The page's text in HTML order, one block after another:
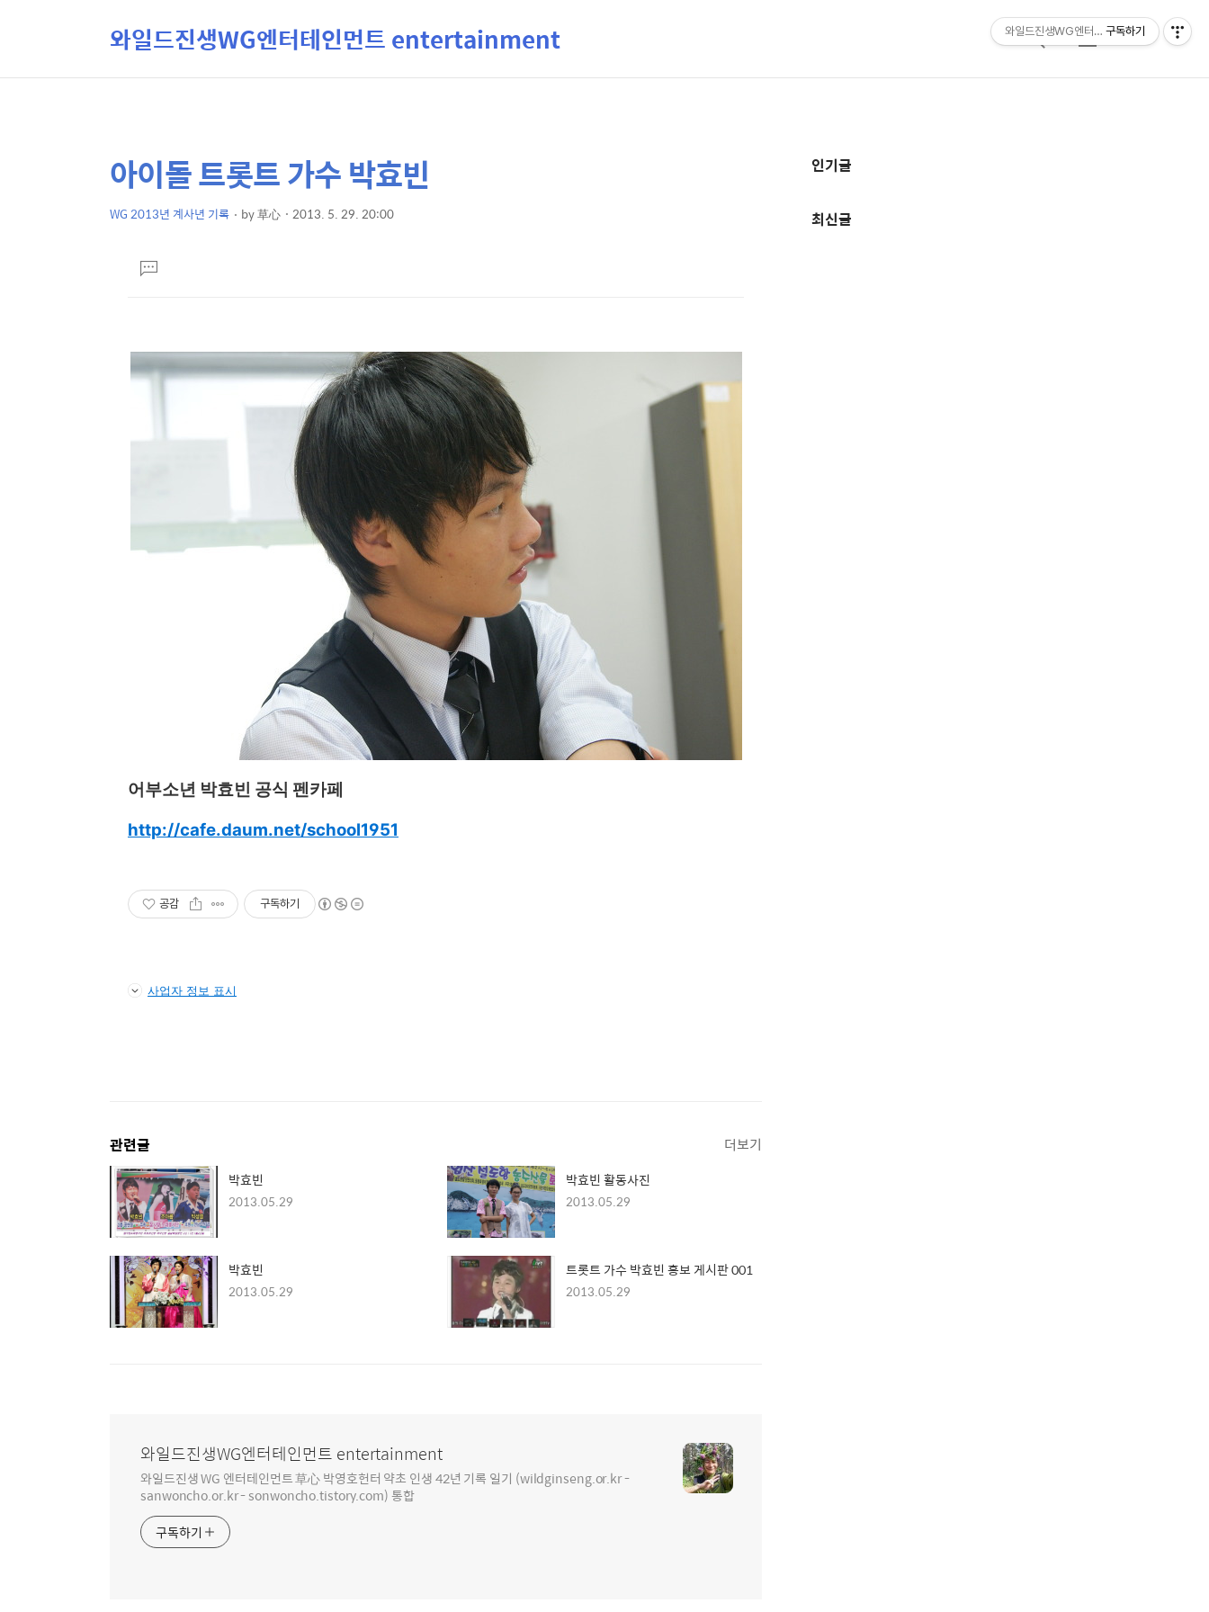
와일드진생WG엔터테인먼트 entertainment
검
메
상
컨
본
문
제
아이돌 트롯트 가수 박효빈
WG 2013년 계사년 기록 by草心 2013. 5. 29. 20:00
댓
글
어부소년 박효빈 공식 펜카페
http://cafe.daum.net/school1951
공감 구독하기
사업자 정보 표시
관련글 더보기
박효빈
2013.05.29
박효빈 활동사진
2013.05.29
박효빈
2013.05.29
트롯트 가수 박효빈 홍보 게시판 001
2013.05.29
와일드진생WG엔터테인먼트 entertainment
와일드진생 WG 엔터테인먼트 草心 박영호헌터 약초 인생 42년 기록 일기 (wildginseng.or.kr -
sanwoncho.or.kr - sonwoncho.tistory.com) 통합
구독하기
추
정
인기글
최신글
와일드진생WG엔터테인먼트
구독하기